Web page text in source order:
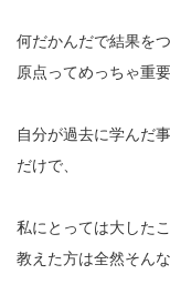
何だかんだで結果をつ
原点ってめっちゃ重
自分が過去に学んだ
だけで、
私にとっては大した
教えた方は全然そんな